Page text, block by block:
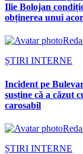
Ilie Bolojan
obținerea unui
ȘTIRI INTERNE
Incident pe
susține că a căzut
carosabil
ȘTIRI INTERNE